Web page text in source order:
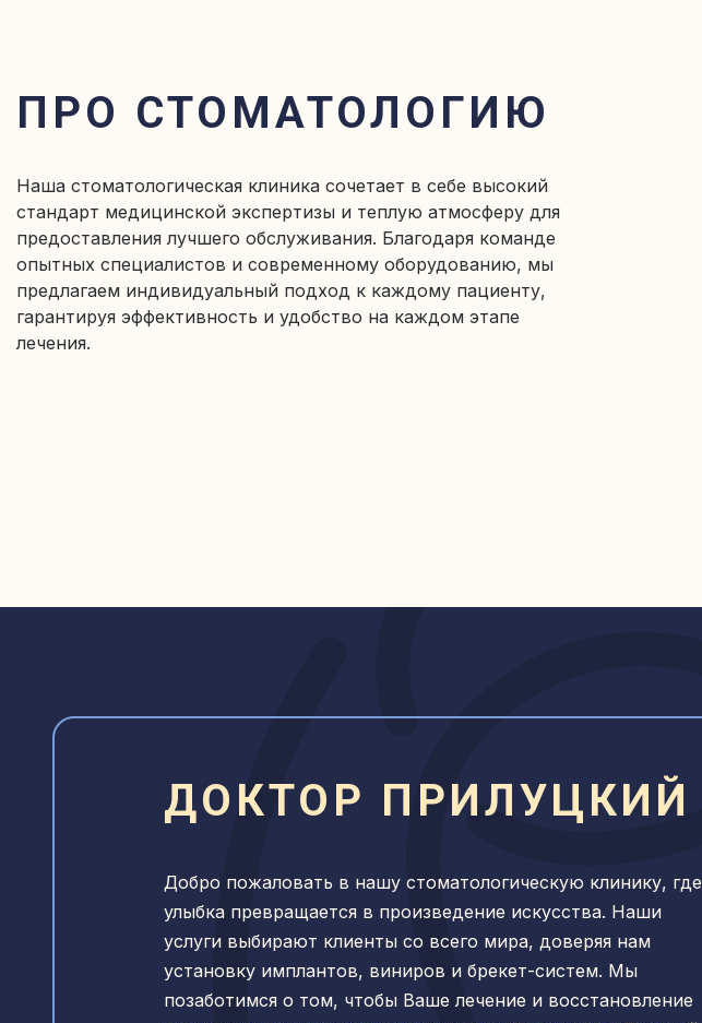
ПРО СТОМАТОЛОГИЮ
Наша стоматологическая клиника сочетает в себе высокий
стандарт медицинской экспертизы и теплую атмосферу для
предоставления лучшего обслуживания. Благодаря команде
опытных специалистов и современному оборудованию, мы
предлагаем индивидуальный подход к каждому пациенту,
гарантируя эффективность и удобство на каждом этапе
лечения.
ДОКТОР ПРИЛУЦКИЙ
Добро пожаловать в нашу стоматологическую клинику, где
улыбка превращается в произведение искусства. Наши
услуги выбирают клиенты со всего мира, доверяя нам
установку имплантов, виниров и брекет-систем. Мы
позаботимся о том, чтобы Ваше лечение и восстановление